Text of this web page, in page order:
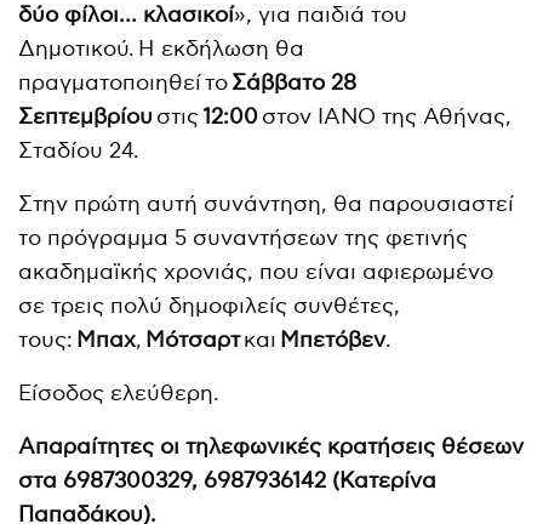
δύο φίλοι… κλασικοί», για παιδιά του
Δημοτικού. Η εκδήλωση θα
πραγματοποιηθεί τοΣάββατο 28
Σεπτεμβρίου στις12:00στον ΙΑΝΟ της Αθήνας,
Σταδίου 24.
Στην πρώτη αυτή συνάντηση, θα παρουσιαστεί
το πρόγραμμα 5 συναντήσεων της φετινής
ακαδημαϊκής χρονιάς, που είναι αφιερωμένο
σε τρεις πολύ δημοφιλείς συνθέτες,
τους: Μπαχ, Μότσαρτκαι Μπετόβεν.
Είσοδος ελεύθερη.
Απαραίτητες οι τηλεφωνικές κρατήσεις θέσεων
στα 6987300329, 6987936142 (Κατερίνα
Παπαδάκου).